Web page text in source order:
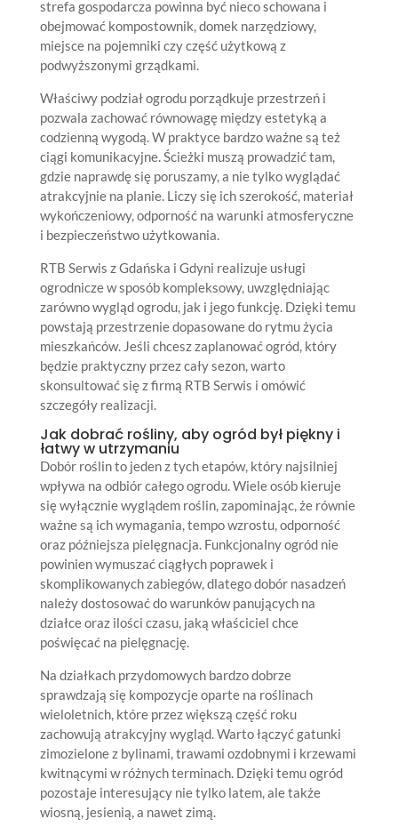
strefa gospodarcza powinna być nieco schowana i
obejmować kompostownik, domek narzędziowy,
miejsce na pojemniki czy część użytkową z
podwyższonymi grządkami.
Właściwy podział ogrodu porządkuje przestrzeń i
pozwala zachować równowagę między estetyką a
codzienną wygodą. W praktyce bardzo ważne są też
ciągi komunikacyjne. Ścieżki muszą prowadzić tam,
gdzie naprawdę się poruszamy, a nie tylko wyglądać
atrakcyjnie na planie. Liczy się ich szerokość, materiał
wykończeniowy, odporność na warunki atmosferyczne
i bezpieczeństwo użytkowania.
RTB Serwis z Gdańska i Gdyni realizuje usługi
ogrodnicze w sposób kompleksowy, uwzględniając
zarówno wygląd ogrodu, jak i jego funkcję. Dzięki temu
powstają przestrzenie dopasowane do rytmu życia
mieszkańców. Jeśli chcesz zaplanować ogród, który
będzie praktyczny przez cały sezon, warto
skonsultować się z firmą RTB Serwis i omówić
szczegóły realizacji.
Jak dobrać rośliny, aby ogród był piękny i
łatwy w utrzymaniu
Dobór roślin to jeden z tych etapów, który najsilniej
wpływa na odbiór całego ogrodu. Wiele osób kieruje
się wyłącznie wyglądem roślin, zapominając, że równie
ważne są ich wymagania, tempo wzrostu, odporność
oraz późniejsza pielęgnacja. Funkcjonalny ogród nie
powinien wymuszać ciągłych poprawek i
skomplikowanych zabiegów, dlatego dobór nasadzeń
należy dostosować do warunków panujących na
działce oraz ilości czasu, jaką właściciel chce
poświęcać na pielęgnację.
Na działkach przydomowych bardzo dobrze
sprawdzają się kompozycje oparte na roślinach
wieloletnich, które przez większą część roku
zachowują atrakcyjny wygląd. Warto łączyć gatunki
zimozielone z bylinami, trawami ozdobnymi i krzewami
kwitnącymi w różnych terminach. Dzięki temu ogród
pozostaje interesujący nie tylko latem, ale także
wiosną, jesienią, a nawet zimą.